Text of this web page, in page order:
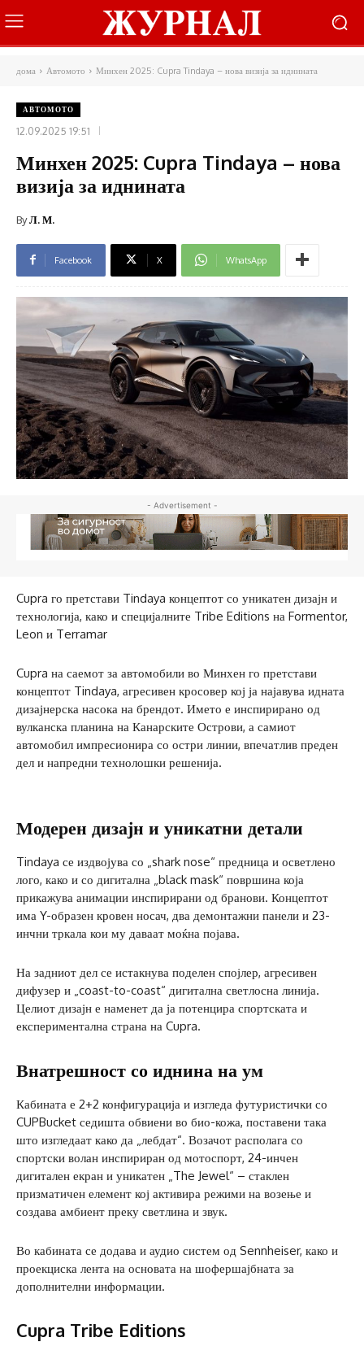
дома Автомото Минхен 2025: Cupra Tindaya – нова визија за иднината
АВТОМОТО
12.09.2025 19:51
Минхен 2025: Cupra Tindaya – нова
визија за иднината
ByЛ. М.
Facebook X WhatsApp
- Advertisement -
Cupra го претстави Tindaya концептот со уникатен дизајн и
технологија, како и специјалните Tribe Editions на Formentor,
Leon и Terramar
Cupra на саемот за автомобили во Минхен го претстави
концептот Tindaya, агресивен кросовер кој ја најавува идната
дизајнерска насока на брендот. Името е инспирирано од
вулканска планина на Канарските Острови, а самиот
автомобил импресионира со остри линии, впечатлив преден
дел и напредни технолошки решенија.
Модерен дизајн и уникатни детали
Tindaya се издвојува со „shark nose“ предница и осветлено
лого, како и со дигитална „black mask“ површина која
прикажува анимации инспирирани од бранови. Концептот
има Y-образен кровен носач, два демонтажни панели и 23-
инчни тркала кои му даваат моќна појава.
На задниот дел се истакнува поделен спојлер, агресивен
дифузер и „coast-to-coast“ дигитална светлосна линија.
Целиот дизајн е наменет да ја потенцира спортската и
експериментална страна на Cupra.
Внатрешност со иднина на ум
Кабината е 2+2 конфигурација и изгледа футуристички со
CUPBucket седишта обвиени во био-кожа, поставени така
што изгледаат како да „лебдат“. Возачот располага со
спортски волан инспириран од мотоспорт, 24-инчен
дигитален екран и уникатен „The Jewel“ – стаклен
призматичен елемент кој активира режими на возење и
создава амбиент преку светлина и звук.
Во кабината се додава и аудио систем од Sennheiser, како и
проекциска лента на основата на шофершајбната за
дополнителни информации.
Cupra Tribe Editions